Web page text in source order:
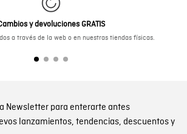
y devoluciones GRATIS
a través de la web o en nuestras tiendas físicas.
Newsletter para enterarte antes
lanzamientos, tendencias, descuentos y